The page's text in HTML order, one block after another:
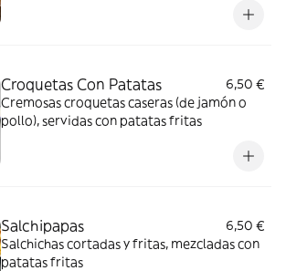
Croquetas Con Patatas
6,50 €
Cremosas croquetas caseras (de jamón o
pollo), servidas con patatas fritas
Salchipapas
6,50 €
Salchichas cortadas y fritas, mezcladas con
patatas fritas